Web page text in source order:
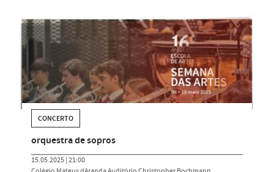
CONCERTO
orquestra de sopros
15.05.2025 | 21:00